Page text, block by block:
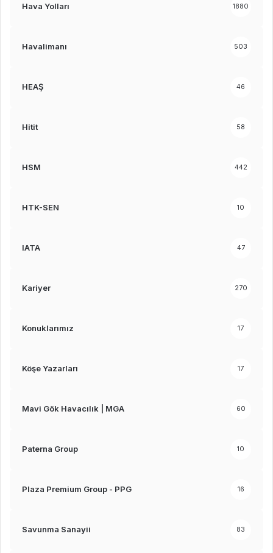
Hava Yolları 1880
Havalimanı 503
HEAŞ 46
Hitit 58
HSM 442
HTK-SEN 10
IATA 47
Kariyer 270
Konuklarımız 17
Köşe Yazarları 17
Mavi Gök Havacılık | MGA 60
Paterna Group 10
Plaza Premium Group - PPG 16
Savunma Sanayii 83